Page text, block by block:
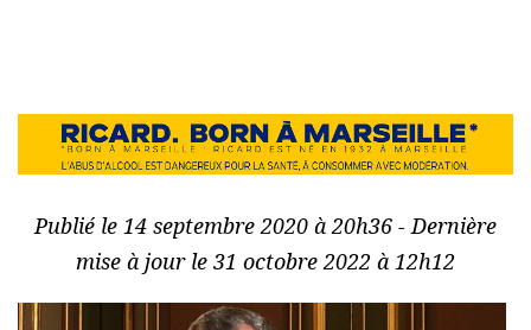
Publié le 14 septembre 2020 à 20h36 - Dernière
mise à jour le 31 octobre 2022 à 12h12